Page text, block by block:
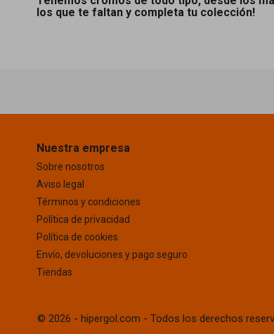
los que te faltan y completa tu colección!
Nuestra empresa
Sobre nosotros
Aviso legal
Términos y condiciones
Política de privacidad
Política de cookies
Envío, devoluciones y pago seguro
Tiendas
© 2026 - hipergol.com - Todos los derechos